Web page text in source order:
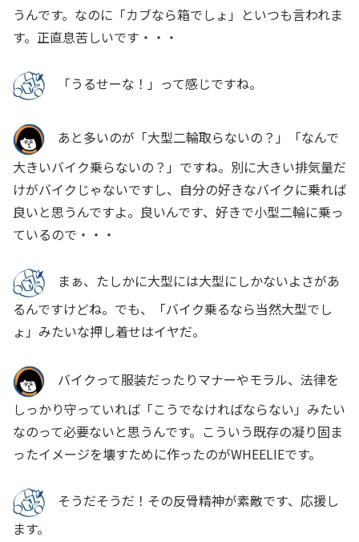
うんです。なのに「カブなら箱でしょ」といつも言われま
す。正直息苦しいです・・・
「うるせーな！」って感じですね。
あと多いのが「大型二輪取らないの？」「なんで
大きいバイク乗らないの？」ですね。別に大きい排気量だ
けがバイクじゃないですし、自分の好きなバイクに乗れば
良いと思うんですよ。良いんです、好きで小型二輪に乗っ
ているので・・・
まぁ、たしかに大型には大型にしかないよさがあ
るんですけどね。でも、「バイク乗るなら当然大型でし
ょ」みたいな押し着せはイヤだ。
バイクって服装だったりマナーやモラル、法律を
しっかり守っていれば「こうでなければならない」みたい
なのって必要ないと思うんです。こういう既存の凝り固ま
ったイメージを壊すために作ったのがWHEELIEです。
そうだそうだ！その反骨精神が素敵です、応援し
ます。